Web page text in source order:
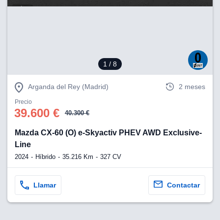
1 / 8
Arganda del Rey (Madrid) 2 meses
Precio
39.600 € 40.300 €
Mazda CX-60 (O) e-Skyactiv PHEV AWD Exclusive-
Line
2024 Híbrido 35.216 Km 327 CV
Llamar Contactar